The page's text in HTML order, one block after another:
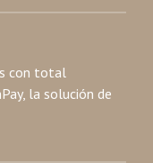
con total
la solución de